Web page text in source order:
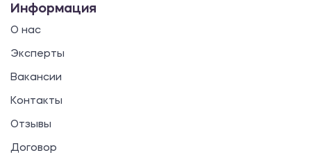
Информация
О нас
Эксперты
Вакансии
Контакты
Отзывы
Договор